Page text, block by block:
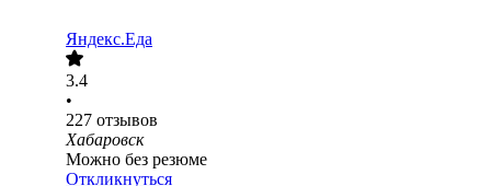
Яндекс.Еда
3.4
•
227 отзывов
Хабаровск
Можно без резюме
Откликнуться